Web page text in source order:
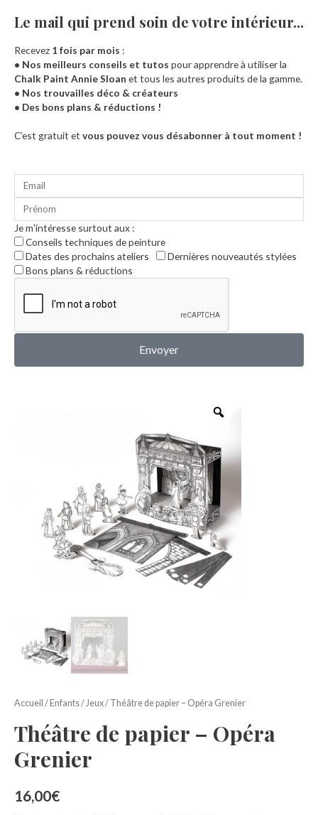
Accueil
Accueil / Enfants/Jeux/ Théâtre de papier – Opéra Grenier
Théâtre de papier – Opéra
Grenier
16,00€
Le mail qui prend soin de votre intérieur...​
Recevez 1 fois par mois :
• Nos meilleurs conseils et tutos pour apprendre à utiliser la
Chalk Paint Annie Sloan et tous les autres produits de la gamme.
• Nos trouvailles déco & créateurs
• Des bons plans & réductions !
C’est gratuit et vous pouvez vous désabonner à tout moment !
Je m'intéresse surtout aux :
Conseils techniques de peinture
Dates des prochains ateliers
Dernières nouveautés stylées
Bons plans & réductions
Envoyer